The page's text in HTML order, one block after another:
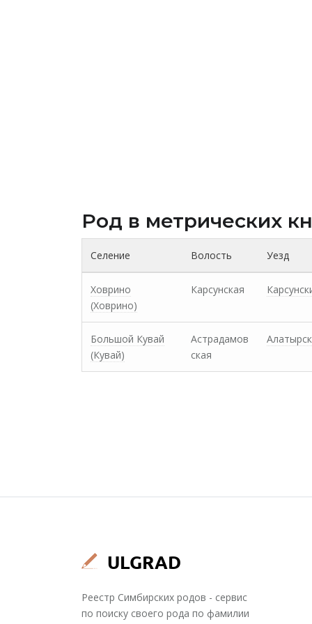
Род в метрических
Селение Волость Уезд
Ховрино
(Xоврино)
Карсунская
Большой Кувай
(Кувай)
Астрадамов
ская
Реестр Симбирских родов - сервис
по поиску своего рода по фамилии